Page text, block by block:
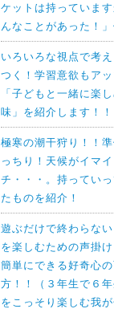
ケットは持っています
んなことがあった！」
いろいろな視点で考
つく！学習意欲もア
「子どもと一緒に楽
味」を紹介します！！
極寒の潮干狩り！！
っちり！天候がイマイ
チ・・・。持ってい
たものを紹介！
遊ぶだけで終わらな
を楽しむための声掛
簡単にできる好奇心
方！！（３年生で６
をこっそり楽しむ我